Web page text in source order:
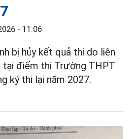
- 11:06
bị hủy kết quả thi do liên
điểm thi Trường THPT
ký thi lại năm 2027.